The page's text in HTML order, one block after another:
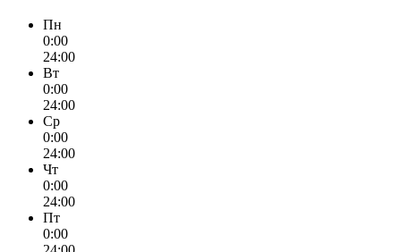
Пн
0:00
24:00
Вт
0:00
24:00
Ср
0:00
24:00
Чт
0:00
24:00
Пт
0:00